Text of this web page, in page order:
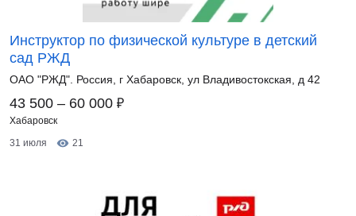
Инструктор по физической культуре в детский
сад РЖД
ОАО "РЖД". Россия, г Хабаровск, ул Владивостокская, д 42
43 500 – 60 000 ₽
Хабаровск
31 июля
21